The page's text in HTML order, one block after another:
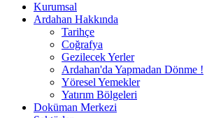
Kurumsal
Ardahan Hakkında
Tarihçe
Coğrafya
Gezilecek Yerler
Ardahan'da Yapmadan Dönme !
Yöresel Yemekler
Yatırım Bölgeleri
Doküman Merkezi